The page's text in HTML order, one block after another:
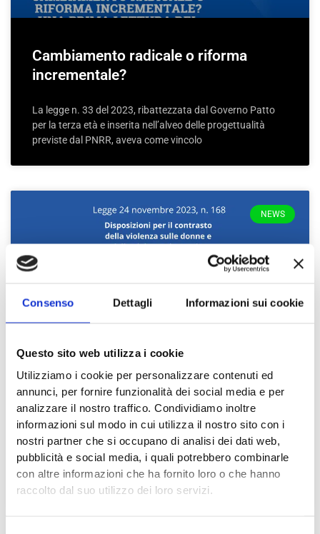
Consenso Dettagli Informazioni sui cookie
Questo sito web utilizza i cookie
Utilizziamo i cookie per personalizzare contenuti ed
annunci, per fornire funzionalità dei social media e per
analizzare il nostro traffico. Condividiamo inoltre
informazioni sul modo in cui utilizza il nostro sito con i
nostri partner che si occupano di analisi dei dati web,
pubblicità e social media, i quali potrebbero combinarle
con altre informazioni che ha fornito loro o che hanno
raccolto dal suo utilizzo dei loro servizi.
Cambiamento radicale o riforma
incrementale?
La legge n. 33 del 2023, ribattezzata dal Governo Patto
per la terza età e inserita nell’alveo delle progettualità
previste dal PNRR, aveva come vincolo
NEWS
Disposizioni per il contrasto della
violenza sulle donne e della violenza
domestica
La Legge 24 Novembre 2023 n. 168 “Disposizioni per il
contrasto della violenza sulle donne e della violenza di
genere” è entrata in vigore il